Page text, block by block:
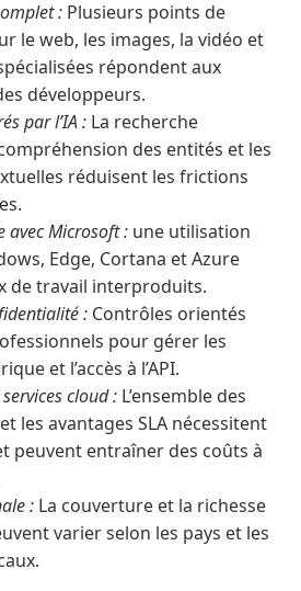
: Plusieurs points de
le web, les images, la vidéo et
répondent aux
développeurs.
par l’IA : La recherche
des entités et les
réduisent les frictions
avec Microsoft : une utilisation
Edge, Cortana et Azure
de travail interproduits.
: Contrôles orientés
pour gérer les
et l’accès à l’API.
cloud : L’ensemble des
les avantages SLA nécessitent
peuvent entraîner des coûts à
: La couverture et la richesse
varier selon les pays et les